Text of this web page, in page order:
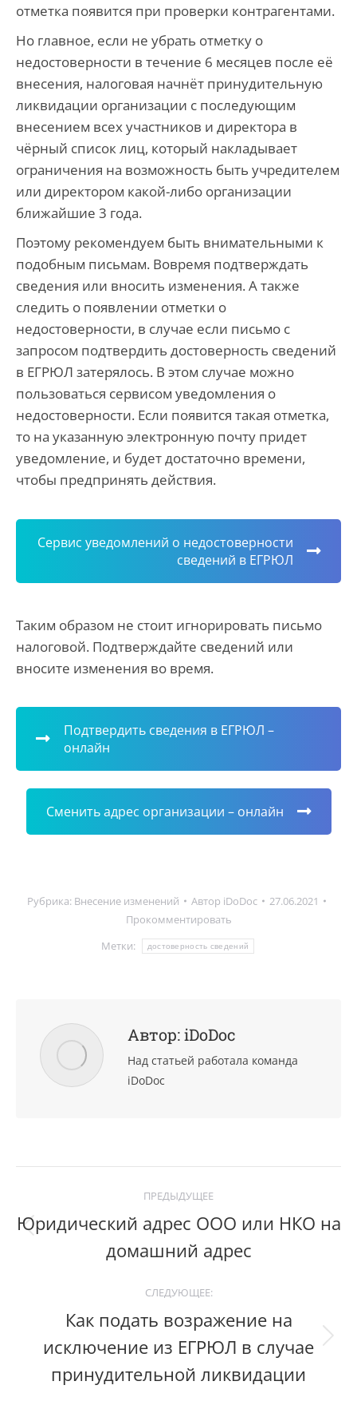
отметка появится при проверки контрагентами.
Но главное, если не убрать отметку о
недостоверности в течение 6 месяцев после её
внесения, налоговая начнёт принудительную
ликвидации организации с последующим
внесением всех участников и директора в
чёрный список лиц, который накладывает
ограничения на возможность быть учредителем
или директором какой-либо организации
ближайшие 3 года.
Поэтому рекомендуем быть внимательными к
подобным письмам. Вовремя подтверждать
сведения или вносить изменения. А также
следить о появлении отметки о
недостоверности, в случае если письмо с
запросом подтвердить достоверность сведений
в ЕГРЮЛ затерялось. В этом случае можно
пользоваться сервисом уведомления о
недостоверности. Если появится такая отметка,
то на указанную электронную почту придет
уведомление, и будет достаточно времени,
чтобы предпринять действия.
Сервис уведомлений о недостоверности
сведений в ЕГРЮЛ
Таким образом не стоит игнорировать письмо
налоговой. Подтверждайте сведений или
вносите изменения во время.
Подтвердить сведения в ЕГРЮЛ –
онлайн
Сменить адрес организации – онлайн
Рубрика: Внесение изменений Автор iDoDoc
27.06.2021
Прокомментировать
Метки:
достоверность сведений
Автор:iDoDoc
Над статьей работала команда
iDoDoc
navigation
ПРЕДЫДУЩЕЕ
Previous
post:
Юридический адрес ООО или НКО на
домашний адрес
СЛЕДУЮЩЕЕ:
Следующий
пост:
Как подать возражение на
исключение из ЕГРЮЛ в случае
принудительной ликвидации